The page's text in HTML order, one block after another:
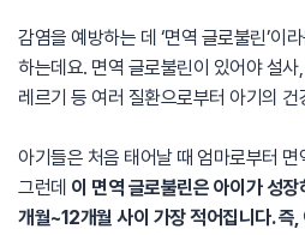
감염을 예방하는 데 ‘면역 글로불린’이
하는데요. 면역 글로불린이 있어야 설
레르기 등 여러 질환으로부터 아기의
아기들은 처음 태어날 때 엄마로부터
그런데 이 면역 글로불린은 아이가 성
개월~12개월 사이 가장 적어집니다. 즉